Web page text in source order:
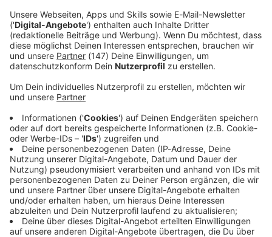
Weimer und Bayerns Ministerpräsident werden die
Förderbescheide am Freitag symbolisch übergeben.